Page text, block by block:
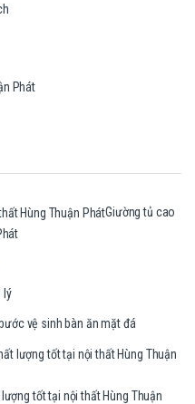
Phát
Giường tủ cao
lý
vệ sinh bàn ăn mặt đá
tốt tại nội thất Hùng Thuận